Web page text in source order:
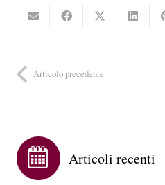
Articolo precedente
Articoli recenti